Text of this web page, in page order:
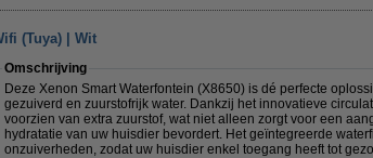
(Tuya) | Wit
Omschrijving
Deze Xenon Smart Waterfontein (X8650) is dé perfecte
gezuiverd en zuurstofrijk water. Dankzij het innovatieve
voorzien van extra zuurstof, wat niet alleen zorgt voor een
hydratatie van uw huisdier bevordert. Het geïntegreerde
onzuiverheden, zodat uw huisdier enkel toegang heeft tot